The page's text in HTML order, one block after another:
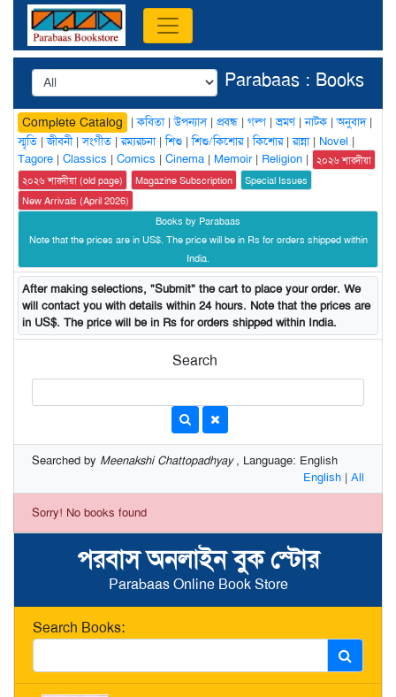
পরবাস অনলাইন বুক স্টোর
Parabaas Online Book Store
Search Books:
Parabaas : Books
Complete Catalog |কবিতা|উপন্যাস| প্রবন্ধ | গল্প |ভ্রমণ|নাটক |অনুবাদ|
স্মৃতি |জীবনী|সংগীত |রম্যরচনা|শিশু |শিশু/কিশোর|কিশোর|রান্না| Novel |
Tagore | Classics | Comics | Cinema | Memoir| Religion |
২০২৬ শারদীয়া
২০২৬ শারদীয়া (old page)
Magazine Subscription
Special Issues
New Arrivals (April 2026)
Books by Parabaas
Note that the prices are in US$. The price will be in Rs for orders shipped within
India.
After making selections, "Submit" the cart to place your order. We
will contact you with details within 24 hours. Note that the prices are
in US$. The price will be in Rs for orders shipped within India.
Search
Searched by Meenakshi Chattopadhyay, Language: English
English | All
Sorry! No books found